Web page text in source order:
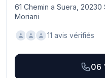
61 Chemin a Suera,
Moriani
11 avis vérifiés
06